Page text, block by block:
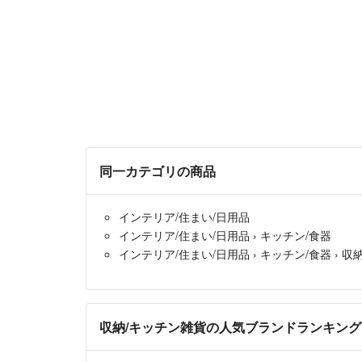
同一カテゴリの商品
インテリア/住まい/日用品
インテリア/住まい/日用品 › キッチン/食器
インテリア/住まい/日用品 › キッチン/食器 › 収
収納/キッチン雑貨の人気ブランドランキング